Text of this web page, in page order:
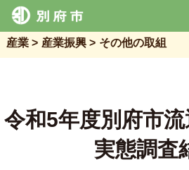
産業 産業振興 その他の取組
令和5年度別府市
実態調査